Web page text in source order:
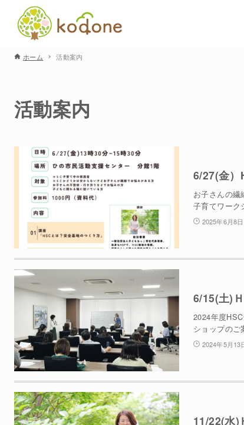
ホーム 活動案内
活動案内
6/27(金）
お子さんの繊
子育てワーク
2025年6月8日
6/15(土)
2024年度
ショップの
2024年5月13
11/22(水)